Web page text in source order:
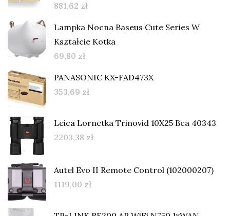
881,62 zł
Lampka Nocna Baseus Cute Series W
Kształcie Kotka
69,80 zł
PANASONIC KX-FAD473X
353,69 zł
Leica Lornetka Trinovid 10X25 Bca 40343
2203,38 zł
Autel Evo II Remote Control (102000207)
1119,00 zł